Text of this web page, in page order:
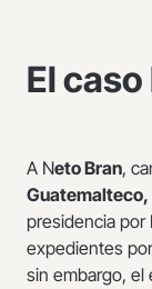
El
A Neto Bran,
Guatemalteco,
presidencia por
expedientes
sin embargo, el